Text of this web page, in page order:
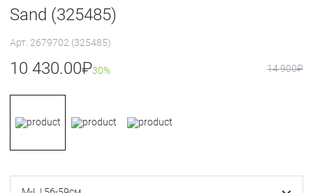
Sand (325485)
Арт: 2679702 (325485)
10 430.00₽30% 14 900₽